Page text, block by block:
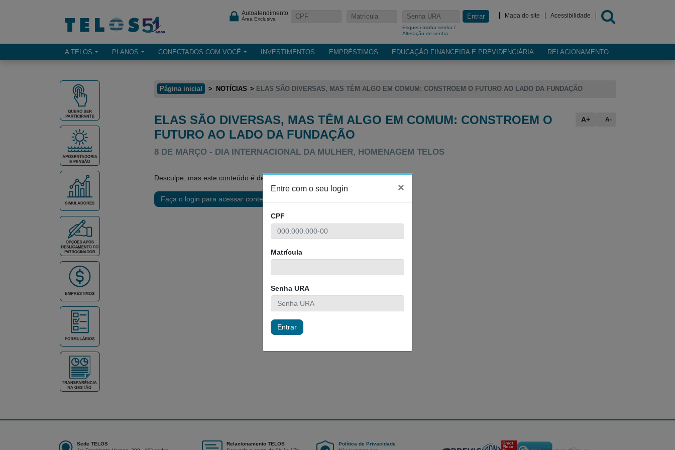
Autoatendimento
Área Exclusiva
Esqueci minha senha /
Alteração de senha
Entrar Mapa do site Acessibilidade
Opçes de menu
A TELOS PLANOS CONECTADOS COM VOCÊ INVESTIMENTOS EMPRÉSTIMOS EDUCAÇÃO FINANCEIRA E PREVIDENCIÁRIA RELACIONAMENTO
Página inicial NOTÍCIAS ELAS SÃO DIVERSAS, MAS TÊM ALGO EM COMUM: CONSTROEM O FUTURO AO LADO DA FUNDAÇÃO
Conteúdo principal
ELAS SÃO DIVERSAS, MAS TÊM ALGO EM COMUM: CONSTROEM O
FUTURO AO LADO DA FUNDAÇÃO
8 DE MARÇO - DIA INTERNACIONAL DA MULHER, HOMENAGEM TELOS
A+ A-
Desculpe, mas este conteúdo é de acesso restrito.
Faça o login para acessar conteúdo
Sede TELOS
Relacionamento TELOS
Política de Privacidade
Entre com o seu login ×
CPF
Matrícula
Senha URA
Entrar